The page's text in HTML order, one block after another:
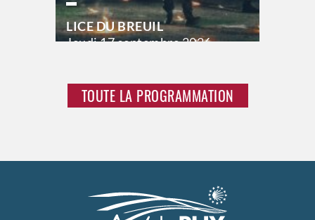
LICE DU BREUIL
Jeudi17 septembre 2026
23h00
Samedi19 septembre 2026
TOUTE LA PROGRAMMATION